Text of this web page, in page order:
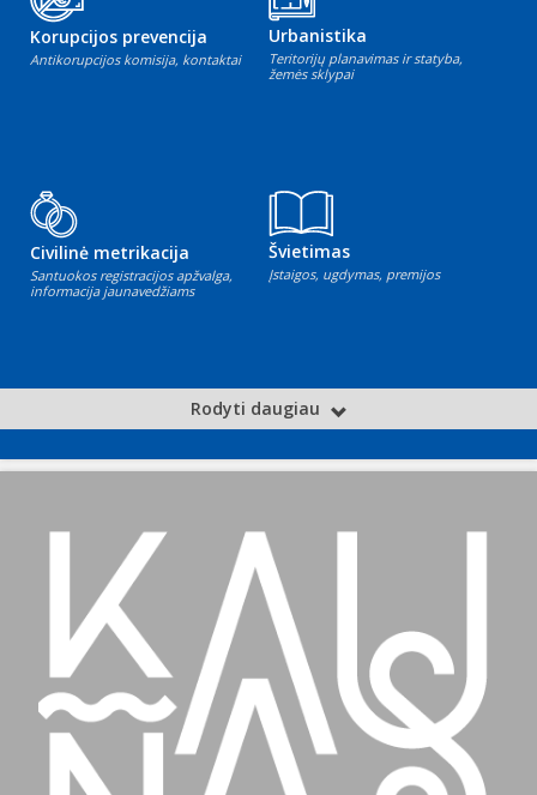
Korupcijos prevencija
Antikorupcijos komisija, kontaktai
Urbanistika
Teritorijų planavimas ir statyba,
žemės sklypai
Civilinė metrikacija
Santuokos registracijos apžvalga,
informacija jaunavedžiams
Švietimas
Įstaigos, ugdymas, premijos
Rodyti daugiau